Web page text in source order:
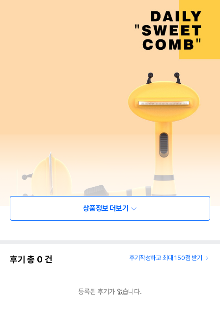
상품정보 더보기
후기 총 0 건 후기작성하고 최대 150점 받기
등록된 후기가 없습니다.